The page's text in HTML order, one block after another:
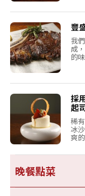
豐
我
成
的
採
起
稀
冰
爽
晚餐點菜